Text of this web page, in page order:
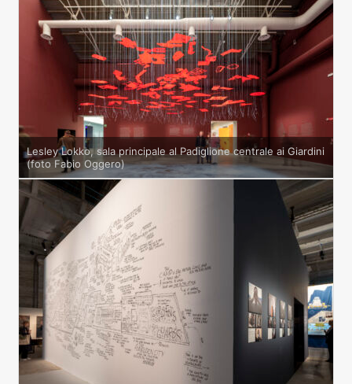
Lesley Lokko, sala principale al Padiglione centrale ai Giardini
(foto Fabio Oggero)